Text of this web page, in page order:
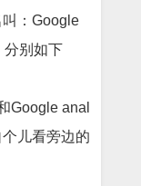
：Google
分别如下
Google anal
儿看旁边的